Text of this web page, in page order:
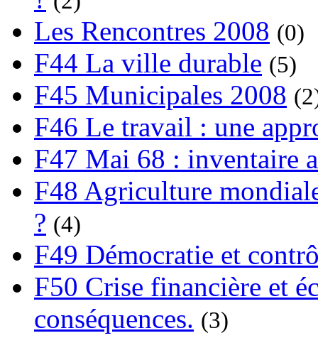
Les Rencontres 2008 (0)
F44 La ville durable (5)
F45 Municipales 2008
F46 Le travail : une
F47 Mai 68 : inventaire
F48 Agriculture
? (4)
F49 Démocratie et
F50 Crise financière et
conséquences. (3)